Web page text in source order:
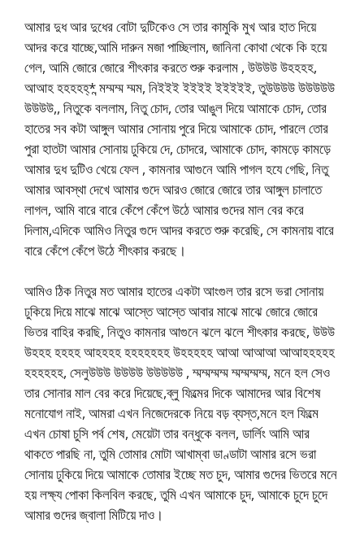
আমার দুধ আর দুধের বোটা দুটিকেও সে তার কামুকি মুখ আর হাত দিয়ে
আদর করে যাচ্ছে,আমি দারুন মজা পাচ্ছিলাম, জানিনা কোথা থেকে কি হয়ে
গেল, আমি জোরে জোরে শীৎকার করতে শুরু করলাম , উউউউ উহহহহ,
আআহ হহহহহ্* ন্মম্মম্ম ম্মম, নিইইই ইইইই ইইইইই, তুউউউউ উউউউউ
উউউউ,, নিতুকে বললাম, নিতু চোদ, তোর আঙুল দিয়ে আমাকে চোদ, তোর
হাতের সব কটা আঙ্গুল আমার সোনায় পুরে দিয়ে আমাকে চোদ, পারলে তোর
পুরা হাতটা আমার সোনায় ঢুকিয়ে দে, চোদরে, আমাকে চোদ, কামড়ে কামড়ে
আমার দুধ দুটিও খেয়ে ফেল , কামনার আগুনে আমি পাগল হযে গেছি, নিতু
আমার আবস্থা দেখে আমার গুদে আরও জোরে জোরে তার আঙ্গুল চালাতে
লাগল, আমি বারে বারে কেঁপে কেঁপে উঠে আমার গুদের মাল বের করে
দিলাম,এদিকে আমিও নিতুর গুদে আদর করতে শুরু করেছি, সে কামনায় বারে
বারে কেঁপে কেঁপে উঠে শীৎকার করছে।
আমিও ঠিক নিতুর মত আমার হাতের একটা আংগুল তার রসে ভরা সোনায়
ঢুকিয়ে দিয়ে মাঝে মাঝে আস্তে আস্তে আবার মাঝে মাঝে জোরে জোরে
ভিতর বাহির করছি, নিতুও কামনার আগুনে ঝলে ঝলে শীৎকার করছে, উউউ
উহহহ হহহহ আহহহহ হহহহহহহ উহহহহহ আআ আআআ আআহহহহহ
হহহহহহ, সেলুউউউ উউউউ উউউউউ , ম্মম্মম্মম্ম ম্মম্মম্মম্ম, মনে হল সেও
তার সোনার মাল বের করে দিয়েছে,ব্লু ফিল্মের দিকে আমাদের আর বিশেষ
মনোযোগ নাই, আমরা এখন নিজেদেরকে নিয়ে বড় ব্যস্ত,মনে হল ফিল্মে
এখন চোষা চুসি পর্ব শেষ, মেয়েটা তার বন্ধুকে বলল, ডার্লিং আমি আর
থাকতে পারছি না, তুমি তোমার মোটা আখাম্বা ডাণ্ডাটা আমার রসে ভরা
সোনায় ঢুকিয়ে দিয়ে আমাকে তোমার ইচ্ছে মত চুদ, আমার গুদের ভিতরে মনে
হয় লক্ষ্য পোকা কিলবিল করছে, তুমি এখন আমাকে চুদ, আমাকে চুদে চুদে
আমার গুদের জ্বালা মিটিয়ে দাও।